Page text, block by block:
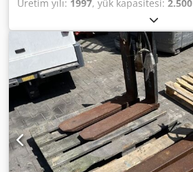
Üretim yılı: 1997, yük kapasitesi:
dişleri Dedpfxjzl Itye Ahqsck ISO sınıfı:
2.500 kg Durum: Kullanıma hazır ve
Teknik durum: normal Açıklama:
cm), kapasite 2500 kg, çatal uzunluğu
çap, OS2058